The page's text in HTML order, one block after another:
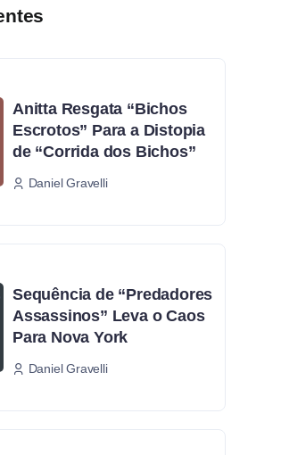
Anitta Resgata “Bichos
Escrotos” Para a Distopia
de “Corrida dos Bichos”
Daniel Gravelli
Sequência de “Predadores
Assassinos” Leva o Caos
Para Nova York
Daniel Gravelli